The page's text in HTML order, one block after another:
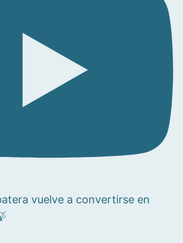
vuelve a convertirse en